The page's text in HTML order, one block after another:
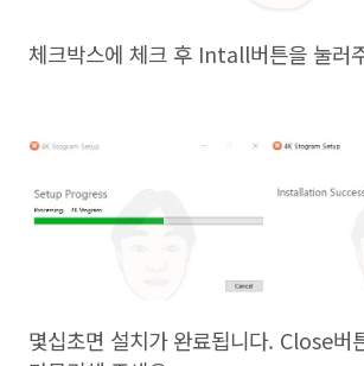
체크박스에 체크 후 Intall버튼을 눌러
몇십초면 설치가 완료됩니다. Close버